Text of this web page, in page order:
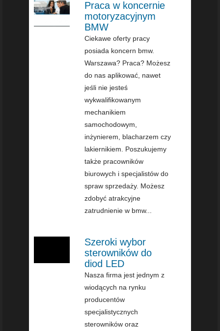
Praca w koncernie
motoryzacyjnym
BMW
Ciekawe oferty pracy
posiada koncern bmw.
Warszawa? Praca? Możesz
do nas aplikować, nawet
jeśli nie jesteś
wykwalifikowanym
mechanikiem
samochodowym,
inżynierem, blacharzem czy
lakiernikiem. Poszukujemy
także pracowników
biurowych i specjalistów do
spraw sprzedaży. Możesz
zdobyć atrakcyjne
zatrudnienie w bmw...
Szeroki wybor
sterowników do
diod LED
Nasza firma jest jednym z
wiodących na rynku
producentów
specjalistycznych
sterowników oraz